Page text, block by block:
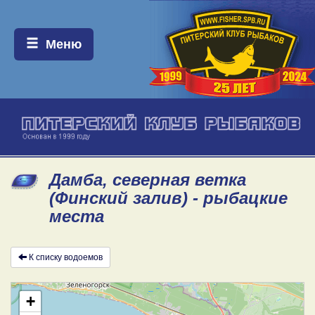
Меню:
Меню
Дамба, северная ветка
(Финский залив) - рыбацкие
места
К списку водоемов
+